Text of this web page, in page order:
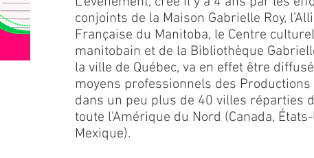
conjoints de la Maison Gabrielle Roy,
Française du Manitoba, le Centre
manitobain et de la Bibliothèque
la ville de Québec, va en effet être
moyens professionnels des Productions
dans un peu plus de 40 villes réparties
toute l’Amérique du Nord (Canada,
Mexique).